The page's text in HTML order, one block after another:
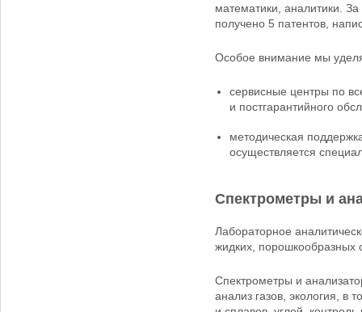
математики, аналитики.
получено 5 патентов,
Особое внимание мы
сервисные центры по
и постгарантийного
методическая
осуществляется
Спектрометры и
Лабораторное
жидких, порошкообразных
Спектрометры и
анализ газов, экология, в